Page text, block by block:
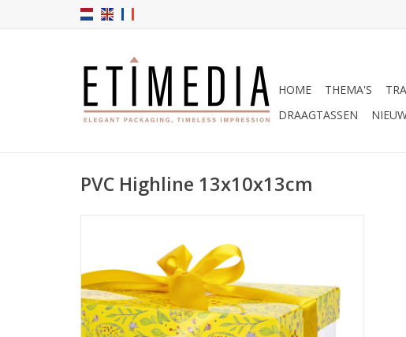
HOME THEMA'S
DRAAGTASSEN
PVC Highline 13x10x13cm